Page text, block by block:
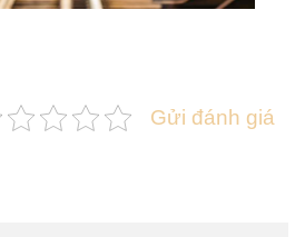
Gửi đánh giá